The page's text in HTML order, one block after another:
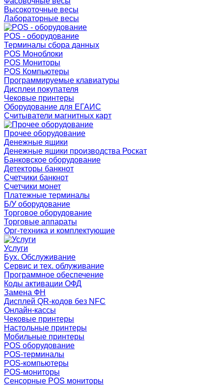
Высокоточные весы
Лабораторные весы
POS - оборудование
Терминалы сбора данных
POS Моноблоки
POS Мониторы
POS Компьютеры
Программируемые клавиатуры
Дисплеи покупателя
Чековые принтеры
Оборудование для ЕГАИС
Считыватели магнитных карт
Прочее оборудование
Денежные ящики
Денежные ящики производства Роскат
Банковское оборудование
Детекторы банкнот
Счетчики банкнот
Счетчики монет
Платежные терминалы
Б/У оборудование
Торговое оборудование
Торговые аппараты
Орг-техника и комплектующие
Услуги
Бух. Обслуживание
Сервис и тех. облуживание
Программное обеспечение
Коды активации ОФД
Замена ФН
Дисплей QR-кодов без NFC
Онлайн-кассы
Чековые принтеры
Настольные принтеры
Мобильные принтеры
POS оборудование
POS-терминалы
POS-компьютеры
POS-мониторы
Сенсорные POS мониторы